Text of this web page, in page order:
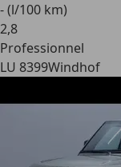
- (l/100 km)
2,8
Professionnel
LU 8399Windhof